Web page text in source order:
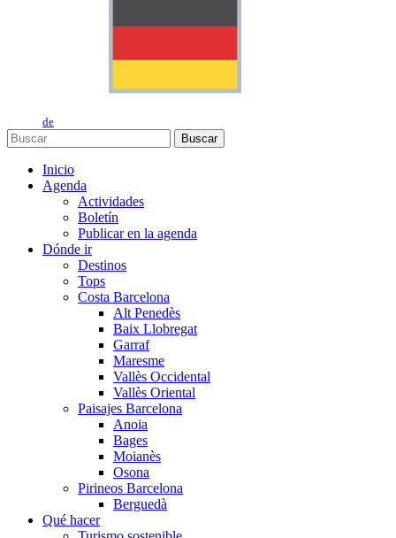
de
Buscar
Inicio
Agenda
Actividades
Boletín
Publicar en la agenda
Dónde ir
Destinos
Tops
Costa Barcelona
Alt Penedès
Baix Llobregat
Garraf
Maresme
Vallès Occidental
Vallès Oriental
Paisajes Barcelona
Anoia
Bages
Moianès
Osona
Pirineos Barcelona
Berguedà
Qué hacer